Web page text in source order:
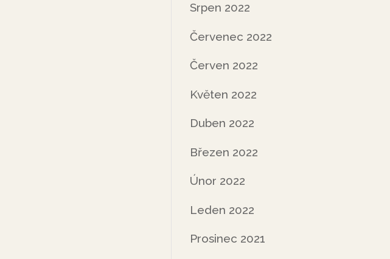
Srpen 2022
Červenec 2022
Červen 2022
Květen 2022
Duben 2022
Březen 2022
Únor 2022
Leden 2022
Prosinec 2021